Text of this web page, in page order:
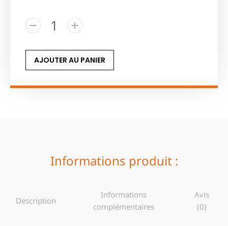
AJOUTER AU PANIER
Informations produit :
Description
Informations
complémentaires
Avis
(0)